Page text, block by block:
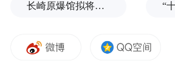
长崎原爆馆拟将南京大屠杀改为南京事件，有日本民众现场质疑